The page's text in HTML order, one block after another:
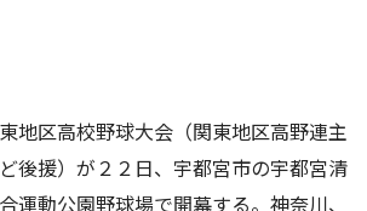
地区高校野球大会（関東地区高野連主
後援）が２２日、宇都宮市の宇都宮清
運動公園野球場で開幕する。神奈川、